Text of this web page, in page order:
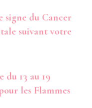
signe du Cancer
suivant votre
13 au 19
les Flammes